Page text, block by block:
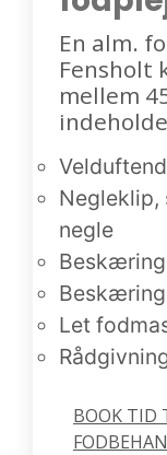
En alm.
Fensholt
mellem
Negleklip,
negle
Let
BOOK TID